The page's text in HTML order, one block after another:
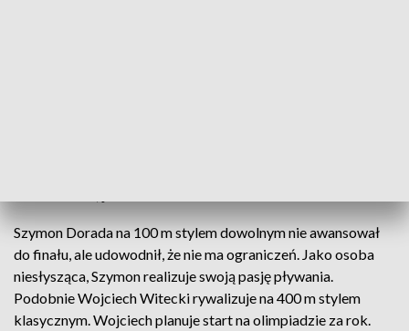
Szymon Dorada na 100 m stylem dowolnym nie awansował
do finału, ale udowodnił, że nie ma ograniczeń. Jako osoba
niesłysząca, Szymon realizuje swoją pasję pływania.
Podobnie Wojciech Witecki rywalizuje na 400 m stylem
klasycznym. Wojciech planuje start na olimpiadzie za rok.